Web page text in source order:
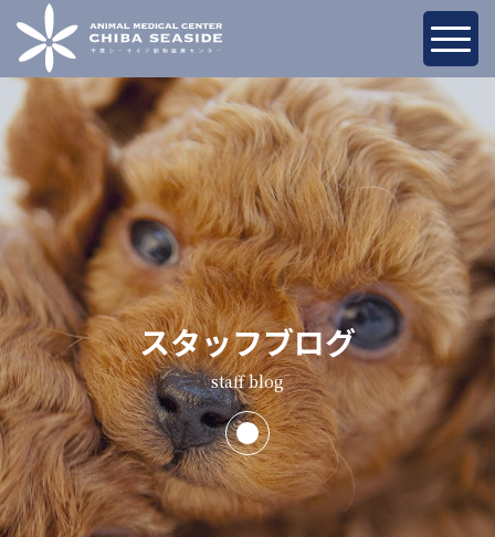
スタッフブログ
staff blog